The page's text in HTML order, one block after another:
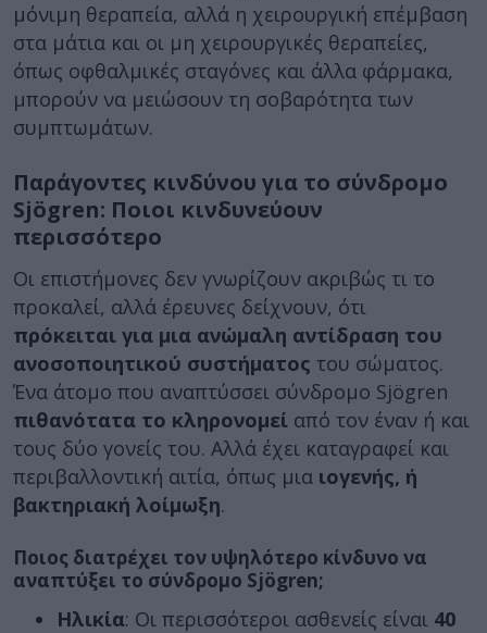
μόνιμη θεραπεία, αλλά η χειρουργική επέμβαση
στα μάτια και οι μη χειρουργικές θεραπείες,
όπως οφθαλμικές σταγόνες και άλλα φάρμακα,
μπορούν να μειώσουν τη σοβαρότητα των
συμπτωμάτων.
Παράγοντες κινδύνου για το σύνδρομο
Sjögren: Ποιοι κινδυνεύουν
περισσότερο
Οι επιστήμονες δεν γνωρίζουν ακριβώς τι το
προκαλεί, αλλά έρευνες δείχνουν, ότι
πρόκειται για μια ανώμαλη αντίδραση του
ανοσοποιητικού συστήματος του σώματος.
Ένα άτομο που αναπτύσσει σύνδρομο Sjögren
πιθανότατα το κληρονομεί από τον έναν ή και
τους δύο γονείς του. Αλλά έχει καταγραφεί και
περιβαλλοντική αιτία, όπως μια ιογενής, ή
βακτηριακή λοίμωξη.
Ποιος διατρέχει τον υψηλότερο κίνδυνο να
αναπτύξει το σύνδρομο Sjögren;
Ηλικία: Οι περισσότεροι ασθενείς είναι 40